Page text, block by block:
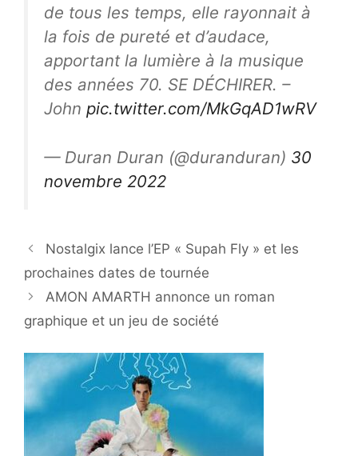
de tous les temps, elle rayonnait à
la fois de pureté et d’audace,
apportant la lumière à la musique
des années 70. SE DÉCHIRER. –
John pic.twitter.com/MkGqAD1wRV
— Duran Duran (@duranduran) 30
novembre 2022
Nostalgix lance l’EP « Supah Fly » et les
prochaines dates de tournée
AMON AMARTH annonce un roman
graphique et un jeu de société